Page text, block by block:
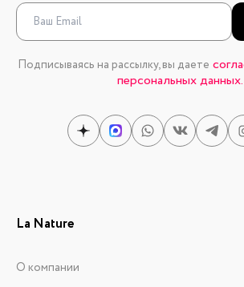
Подписываясь на рассылку, вы даете
персональных данных.
La Nature
О компании